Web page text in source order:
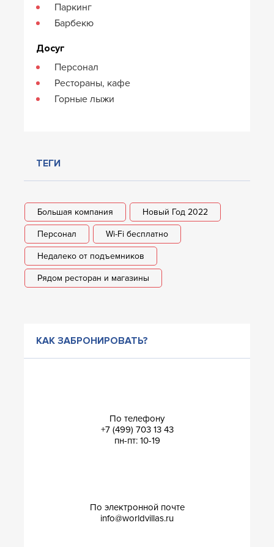
Паркинг
Барбекю
Досуг
Персонал
Рестораны, кафе
Горные лыжи
ТЕГИ
Большая компания Новый Год 2022
Персонал Wi-Fi бесплатно
Недалеко от подъемников
Рядом ресторан и магазины
КАК ЗАБРОНИРОВАТЬ?
По телефону
+7 (499) 703 13 43
пн-пт: 10-19
По электронной почте
info@worldvillas.ru